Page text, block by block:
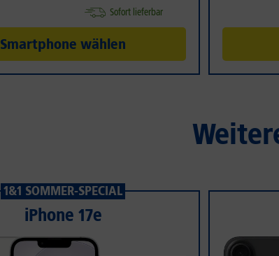
Sofort lieferbar
Smartphone wählen
1&1 SOMMER-SPECIAL
iPhone 17e